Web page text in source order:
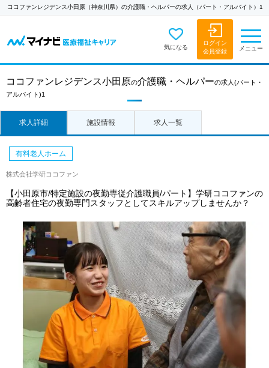
ココファンレジデンス小田原（神奈川県）の介護職・ヘルパーの求人（パート・アルバイト）1
気になる
ログイン
会員登録
メニュー
ココファンレジデンス小田原の介護職・ヘルパーの求人 (パート・
アルバイト)1
求人詳細 施設情報 求人一覧
有料老人ホーム
株式会社学研ココファン
【小田原市/特定施設の夜勤専従介護職員/パート】学研ココファンの
高齢者住宅の夜勤専門スタッフとしてスキルアップしませんか？